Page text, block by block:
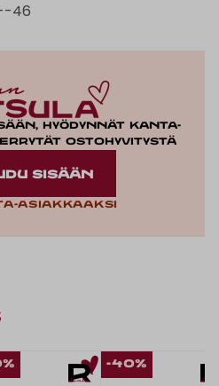
46
hyödynnät kanta-
ostohyvitystä
SISÄÄN
asiakkaaksi
-40%